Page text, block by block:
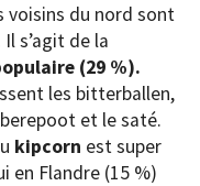
voisins du nord sont
Il s’agit de la
(29 %).
les bitterballen,
et le saté.
kipcorn est super
en Flandre (15 %)